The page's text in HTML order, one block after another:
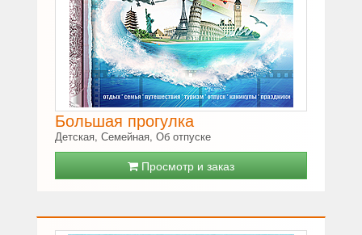
Большая прогулка
Детская, Семейная, Об отпуске
Просмотр и заказ